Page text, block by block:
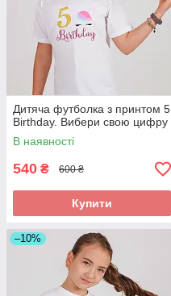
Дитяча футболка з принтом 5
Birthday. Вибери свою цифру
В наявності
540 ₴ 600 ₴
Купити
–10%